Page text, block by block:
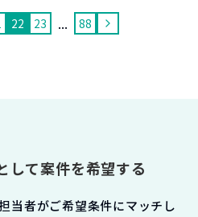
22 23 ... 88
して案件を希望する
当者がご希望条件にマッチし